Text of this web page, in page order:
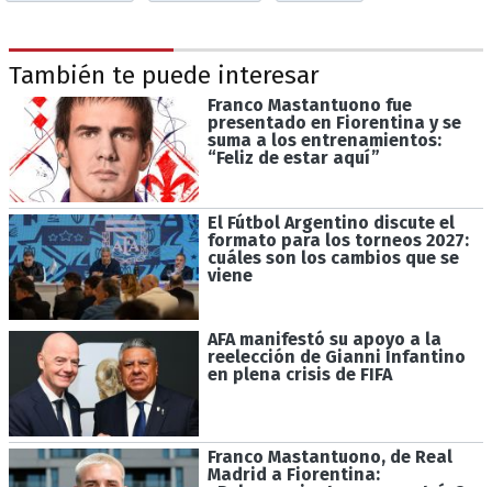
También te puede interesar
Franco Mastantuono fue
presentado en Fiorentina y se
suma a los entrenamientos:
“Feliz de estar aquí”
El Fútbol Argentino discute el
formato para los torneos 2027:
cuáles son los cambios que se
viene
AFA manifestó su apoyo a la
reelección de Gianni Infantino
en plena crisis de FIFA
Franco Mastantuono, de Real
Madrid a Fiorentina: